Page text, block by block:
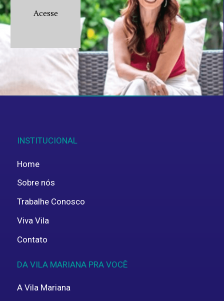
Aceito fornecer estes dados pessoais para
uso interno, em concordância com apolítica de
privacidade.
ENVIAR
Acesse
INSTITUCIONAL
Home
Sobre nós
Trabalhe Conosco
Viva Vila
Contato
DA VILA MARIANA PRA VOCÊ
A Vila Mariana